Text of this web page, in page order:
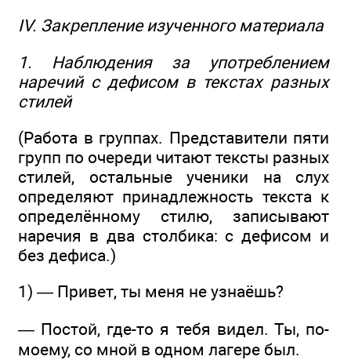
IV. Закрепление изученного материала
1. Наблюдения за употреблением
наречий с дефисом в текстах разных
стилей
(Работа в группах. Представители пяти
групп по очереди читают тексты разных
стилей, остальные ученики на слух
определяют принадлежность текста к
определённому стилю, записывают
наречия в два столбика: с дефисом и
без дефиса.)
1) — Привет, ты меня не узнаёшь?
— Постой, где-то я тебя видел. Ты, по-
моему, со мной в одном лагере был.